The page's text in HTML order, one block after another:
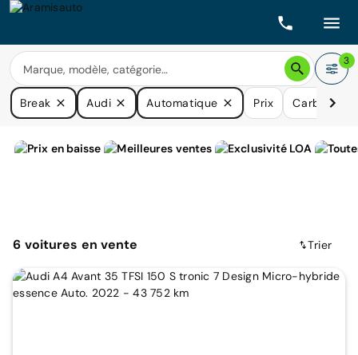
3
Break Audi Automatique Prix Carburants
6 voitures en vente Trier